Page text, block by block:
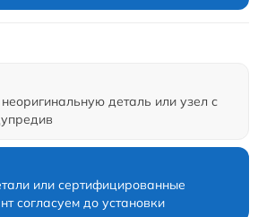
деталь или узел с
или сертифицированные
согласуем до установки